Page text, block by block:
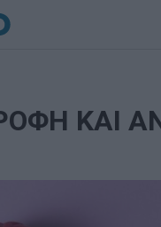
ΚΑΙ